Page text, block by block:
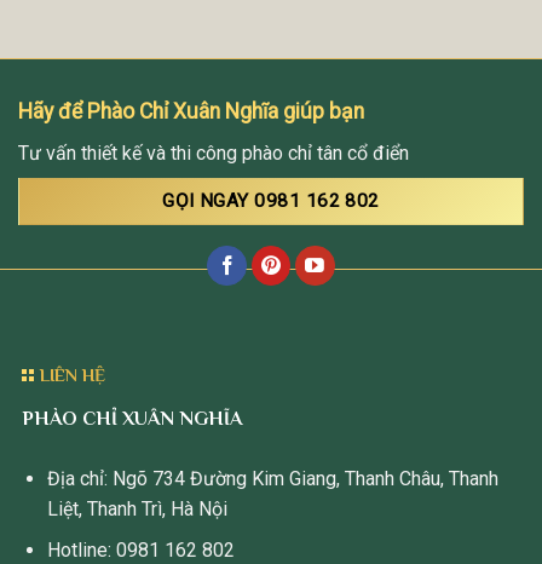
Hãy để Phào Chỉ Xuân Nghĩa giúp bạn
Tư vấn thiết kế và thi công phào chỉ tân cổ điển
GỌI NGAY 0981 162 802
LIÊN HỆ
PHÀO CHỈ XUÂN NGHĨA
Địa chỉ: Ngõ 734 Đường Kim Giang, Thanh Châu, Thanh
Liệt, Thanh Trì, Hà Nội
Hotline: 0981 162 802